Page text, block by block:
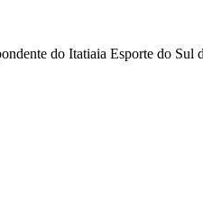
do Itatiaia Esporte do Sul